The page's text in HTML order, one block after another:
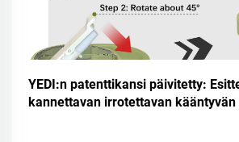
YEDI:n patenttikansi päivitetty:
kannettavan irrotettavan